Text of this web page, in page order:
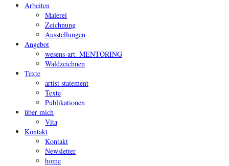
Arbeiten
Malerei
Zeichnung
Ausstellungen
Angebot
wesens-art. MENTORING
Waldzeichnen
Texte
artist statement
Texte
Publikationen
über mich
Vita
Kontakt
Kontakt
Newsletter
home